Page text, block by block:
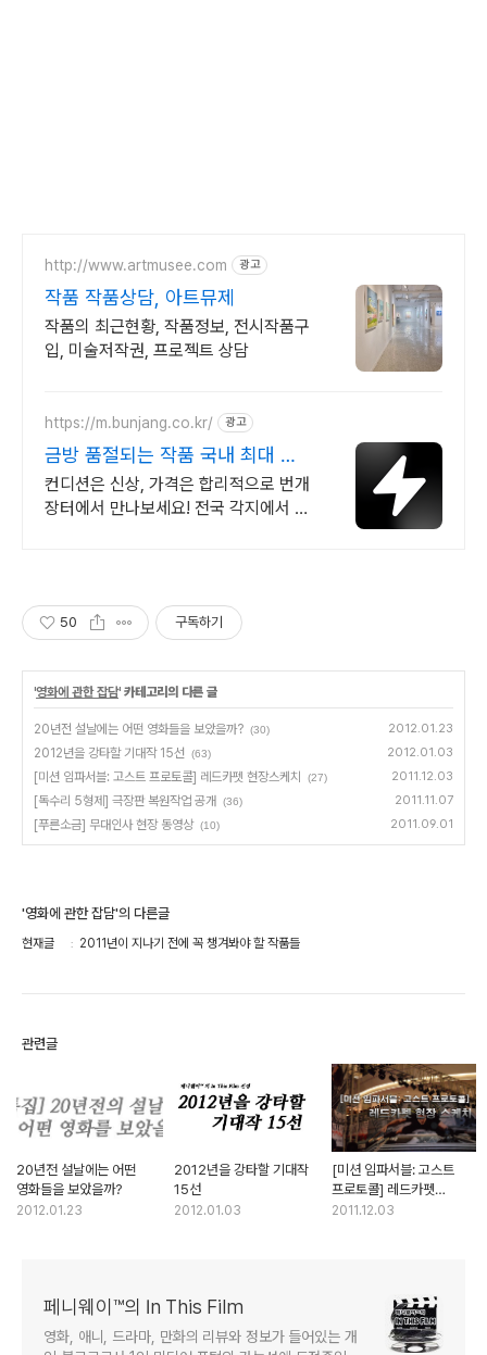
http://www.artmusee.com 광고
작품 작품상담, 아트뮤제
작품의 최근현황, 작품정보, 전시작품구
입, 미술저작권, 프로젝트 상담
https://m.bunjang.co.kr/ 광고
금방 품절되는 작품 국내 최대 브
랜드 중고거래
컨디션은 신상, 가격은 합리적으로 번개
장터에서 만나보세요! 전국 각지에서 올
50 구독하기
'영화에 관한 잡담' 카테고리의 다른 글
20년전 설날에는 어떤 영화들을 보았을까? (30) 2012.01.23
2012년을 강타할 기대작 15선 (63) 2012.01.03
[미션 임파서블: 고스트 프로토콜] 레드카펫 현장스케치 (27) 2011.12.03
[독수리 5형제] 극장판 복원작업 공개 (36) 2011.11.07
[푸른소금] 무대인사 현장 동영상 (10) 2011.09.01
'영화에 관한 잡담'의 다른글
현재글 2011년이 지나기 전에 꼭 챙겨봐야 할 작품들
관련글
20년전 설날에는 어떤
영화들을 보았을까?
2012.01.23
2012년을 강타할 기대작
15선
2012.01.03
[미션 임파서블: 고스트
프로토콜] 레드카펫
현장스케치
2011.12.03
페니웨이™의 In This Film
영화, 애니, 드라마, 만화의 리뷰와 정보가 들어있는 개